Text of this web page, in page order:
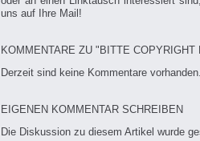
uns auf Ihre Mail!
KOMMENTARE ZU "BITTE COPYRIGHT
Derzeit sind keine Kommentare
EIGENEN KOMMENTAR SCHREIBEN
Die Diskussion zu diesem Artikel wurde